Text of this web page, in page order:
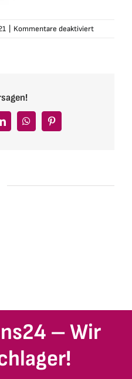
Kommentare deaktiviertfür
LinkedInWhatsAppPinterest
– Wir